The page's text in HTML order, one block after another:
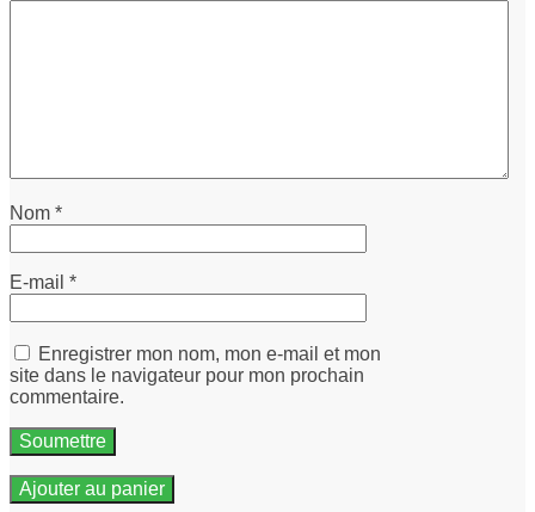
Nom *
E-mail *
Enregistrer mon nom, mon e-mail et mon
site dans le navigateur pour mon prochain
commentaire.
Ajouter au panier